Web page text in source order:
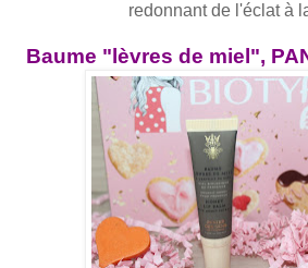
redonnant de l'éclat à
Baume "lèvres de miel",